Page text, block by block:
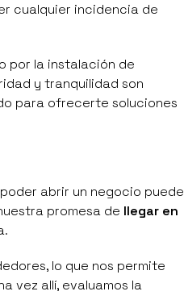
cualquier incidencia de
por la instalación de
y tranquilidad son
para ofrecerte soluciones
abrir un negocio puede
promesa de llegar en
lo que nos permite
vez allí, evaluamos la